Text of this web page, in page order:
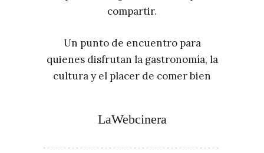
compartir.
Un punto de encuentro para
quienes disfrutan la gastronomía, la
cultura y el placer de comer bien
LaWebcinera